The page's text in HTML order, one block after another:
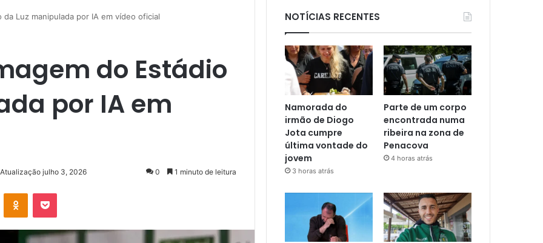
Luz manipulada por IA em vídeo oficial
do Estádio
por IA em
julho 3, 2026 0 1 minuto de leitura
OK Pocket
NOTÍCIAS RECENTES
Namorada do
irmão de Diogo
Jota cumpre
última vontade do
jovem
3 horas atrás
Parte de um corpo
encontrada numa
ribeira na zona de
Penacova
4 horas atrás